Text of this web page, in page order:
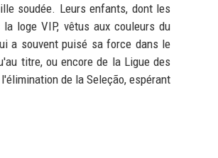
soudée. Leurs enfants, dont les
loge VIP, vêtus aux couleurs du
a souvent puisé sa force dans le
titre, ou encore de la Ligue des
de la Seleção, espérant